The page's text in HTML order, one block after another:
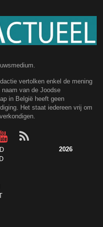
vertolken enkel de mening
van de Joodse
in België heeft geen
Het staat iedereen vrij om
2026